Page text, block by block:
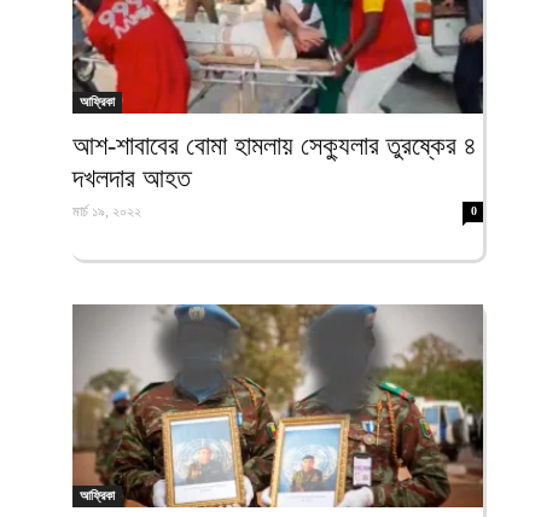
আল-
ফিরদাউস
আফ্রিকা
আশ-শাবাবের বোমা হামলায় সেক্যুলার তুরষ্কের ৪
দখলদার আহত
মার্চ ১৯, ২০২২ 0
আফ্রিকা